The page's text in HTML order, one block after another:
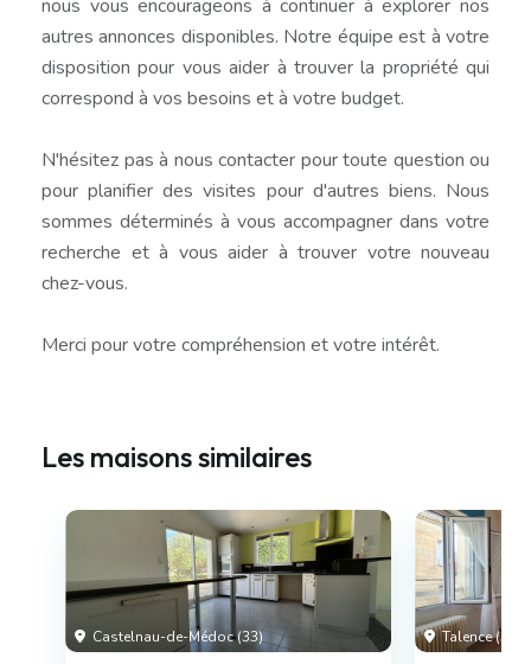
nous vous encourageons à continuer à explorer nos
autres annonces disponibles. Notre équipe est à votre
disposition pour vous aider à trouver la propriété qui
correspond à vos besoins et à votre budget.
N'hésitez pas à nous contacter pour toute question ou
pour planifier des visites pour d'autres biens. Nous
sommes déterminés à vous accompagner dans votre
recherche et à vous aider à trouver votre nouveau
chez-vous.
Merci pour votre compréhension et votre intérêt.
Les maisons similaires
Castelnau-de-Médoc (33) Talence (33)